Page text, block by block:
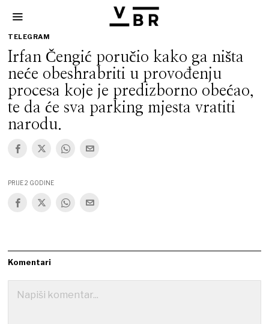
TELEGRAM
Irfan Čengić poručio kako ga ništa
neće obeshrabriti u provođenju
procesa koje je predizborno obećao,
te da će sva parking mjesta vratiti
narodu.
PRIJE 2 GODINE
Komentari